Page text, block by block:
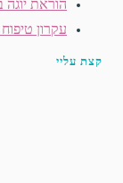
הוראת
עקרון
קצת עליי